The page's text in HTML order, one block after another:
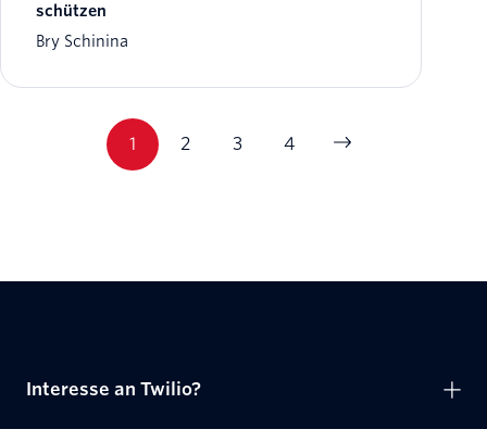
schützen
Bry Schinina
1 2 3 4
Interesse an Twilio?